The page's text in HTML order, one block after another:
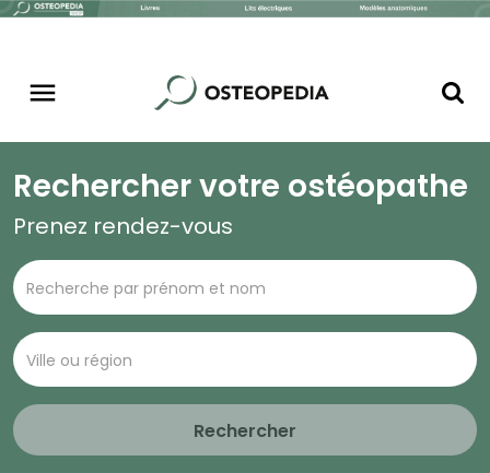
Rechercher votre ostéopathe
Prenez rendez-vous
Rechercher